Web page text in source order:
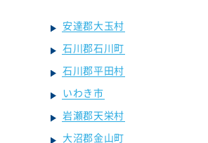
安達郡大玉村
石川郡石川町
石川郡平田村
いわき市
岩瀬郡天栄村
大沼郡金山町